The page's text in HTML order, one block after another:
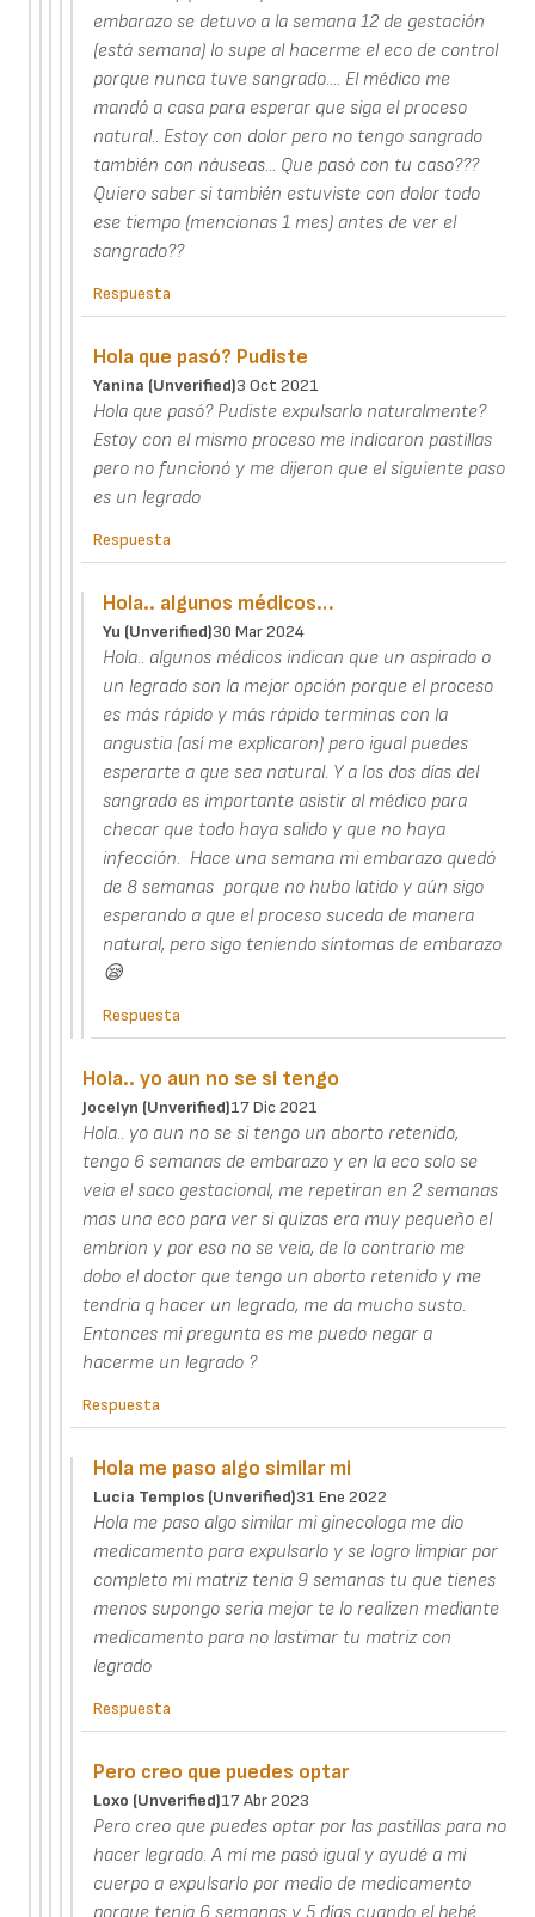
embarazo se detuvo a la semana 12 de gestación
(está semana) lo supe al hacerme el eco de control
porque nunca tuve sangrado.... El médico me
mandó a casa para esperar que siga el proceso
natural.. Estoy con dolor pero no tengo sangrado
también con náuseas... Que pasó con tu caso???
Quiero saber si también estuviste con dolor todo
ese tiempo (mencionas 1 mes) antes de ver el
sangrado??
Respuesta
Hola que pasó? Pudiste
Yanina (unverified)3 Oct 2021
Hola que pasó? Pudiste expulsarlo naturalmente?
Estoy con el mismo proceso me indicaron pastillas
pero no funcionó y me dijeron que el siguiente paso
es un legrado
Respuesta
Hola.. algunos médicos…
Yu (unverified)30 Mar 2024
Hola.. algunos médicos indican que un aspirado o
un legrado son la mejor opción porque el proceso
es más rápido y más rápido terminas con la
angustia (así me explicaron) pero igual puedes
esperarte a que sea natural. Y a los dos días del
sangrado es importante asistir al médico para
checar que todo haya salido y que no haya
infección. Hace una semana mi embarazo quedó
de 8 semanas porque no hubo latido y aún sigo
esperando a que el proceso suceda de manera
natural, pero sigo teniendo síntomas de embarazo
😪
Respuesta
Hola.. yo aun no se si tengo
Jocelyn (unverified)17 Dic 2021
Hola.. yo aun no se si tengo un aborto retenido,
tengo 6 semanas de embarazo y en la eco solo se
veia el saco gestacional, me repetiran en 2 semanas
mas una eco para ver si quizas era muy pequeño el
embrion y por eso no se veia, de lo contrario me
dobo el doctor que tengo un aborto retenido y me
tendria q hacer un legrado, me da mucho susto.
Entonces mi pregunta es me puedo negar a
hacerme un legrado ?
Respuesta
Hola me paso algo similar mi
Lucia Templos (unverified)31 Ene 2022
Hola me paso algo similar mi ginecologa me dio
medicamento para expulsarlo y se logro limpiar por
completo mi matriz tenia 9 semanas tu que tienes
menos supongo seria mejor te lo realizen mediante
medicamento para no lastimar tu matriz con
legrado
Respuesta
Pero creo que puedes optar
Loxo (unverified)17 Abr 2023
Pero creo que puedes optar por las pastillas para no
hacer legrado. A mí me pasó igual y ayudé a mi
cuerpo a expulsarlo por medio de medicamento